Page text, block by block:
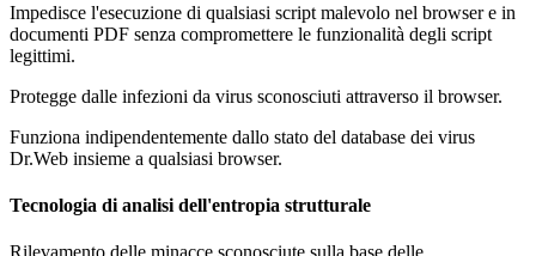
Impedisce l'esecuzione di qualsiasi script malevolo nel browser e in
documenti PDF senza compromettere le funzionalità degli script
legittimi.
Protegge dalle infezioni da virus sconosciuti attraverso il browser.
Funziona indipendentemente dallo stato del database dei virus
Dr.Web insieme a qualsiasi browser.
Tecnologia di analisi dell'entropia strutturale
Rilevamento delle minacce sconosciute sulla base delle